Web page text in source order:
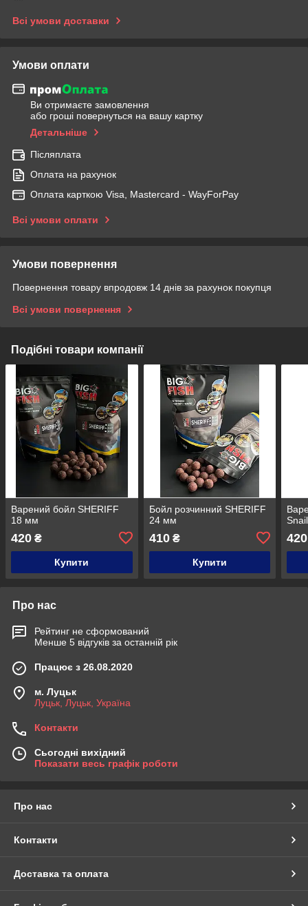
Всі умови доставки
Умови оплати
Ви отримаєте замовлення
або гроші повернуться на вашу картку
Детальніше
Післяплата
Оплата на рахунок
Оплата карткою Visa, Mastercard - WayForPay
Всі умови оплати
Умови повернення
Повернення товару впродовж 14 днів за рахунок покупця
Всі умови повернення
Подібні товари компанії
Варений бойл SHERIFF
18 мм
420 ₴
Купити
Бойл розчинний SHERIFF
24 мм
410₴
Купити
420
Про нас
Рейтинг не сформований
Менше 5 відгуків за останній рік
Працює з 26.08.2020
м. Луцьк
Луцьк, Луцьк, Україна
Контакти
Сьогодні вихідний
Показати весь графік роботи
Про нас
Контакти
Доставка та оплата